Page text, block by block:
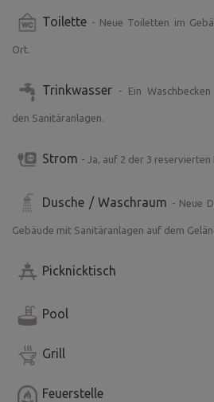
*Tägliches Angebot,
Öffnungszeiten sind auf Facebook:
Camping und Schwimmbad Bystré
https://www.facebook.com/
hier im Voraus:
Toilette - Neue Toiletten im
Ort.
Trinkwasser - Ein
den Sanitäranlagen.
Strom - Ja, auf 2 der 3 reservierten
Dusche / Waschraum - Neue
Gebäude mit Sanitäranlagen auf dem
Picknicktisch
Pool
Grill
Feuerstelle